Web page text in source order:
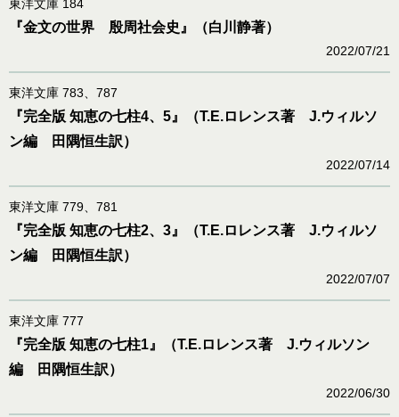
東洋文庫 184
『金文の世界 殷周社会史』（白川静著）
2022/07/21
東洋文庫 783、787
『完全版 知恵の七柱4、5』（T.E.ロレンス著 J.ウィルソ
ン編 田隅恒生訳）
2022/07/14
東洋文庫 779、781
『完全版 知恵の七柱2、3』（T.E.ロレンス著 J.ウィルソ
ン編 田隅恒生訳）
2022/07/07
東洋文庫 777
『完全版 知恵の七柱1』（T.E.ロレンス著 J.ウィルソン
編 田隅恒生訳）
2022/06/30